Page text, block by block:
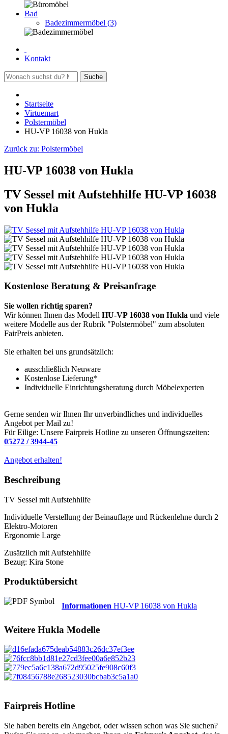
Bad
Badezimmermöbel (3)
Kontakt
Suche
Startseite
Virtuemart
Polstermöbel
HU-VP 16038 von Hukla
Zurück zu: Polstermöbel
HU-VP 16038 von Hukla
TV Sessel mit Aufstehhilfe HU-VP 16038
von Hukla
Kostenlose Beratung & Preisanfrage
Sie wollen richtig sparen?
Wir können Ihnen das Modell HU-VP 16038 von Hukla und viele
weitere Modelle aus der Rubrik "Polstermöbel" zum absoluten
FairPreis anbieten.
Sie erhalten bei uns grundsätzlich:
ausschließlich Neuware
Kostenlose Lieferung*
Individuelle Einrichtungsberatung durch Möbelexperten
Gerne senden wir Ihnen Ihr unverbindliches und individuelles
Angebot per Mail zu!
Für Eilige: Unsere Fairpreis Hotline zu unseren Öffnungszeiten:
05272 / 3944-45
Angebot erhalten!
Beschreibung
TV Sessel mit Aufstehhilfe
Individuelle Verstellung der Beinauflage und Rückenlehne durch 2
Elektro-Motoren
Ergonomie Large
Zusätzlich mit Aufstehhilfe
Bezug: Kira Stone
Produktübersicht
Informationen HU-VP 16038 von Hukla
Weitere Hukla Modelle
Fairpreis Hotline
Sie haben bereits ein Angebot, oder wissen schon was Sie suchen?